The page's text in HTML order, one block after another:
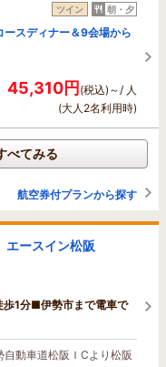
ツイン 朝・夕
ースディナー＆9会場から
45,310円(税込)～/ 人
(大人2名利用時)
べてみる
航空券付プランから探す
ースイン松阪
1分■伊勢市まで電車で
自動車道松阪ＩCより松阪